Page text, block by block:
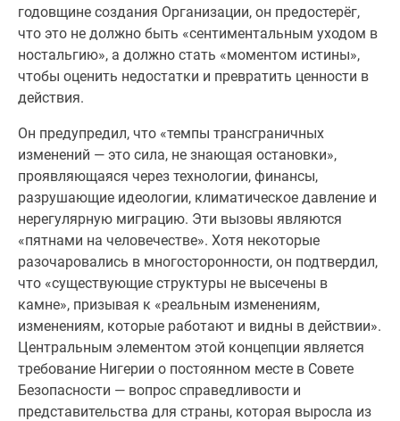
годовщине создания Организации, он предостерёг,
что это не должно быть «сентиментальным уходом в
ностальгию», а должно стать «моментом истины»,
чтобы оценить недостатки и превратить ценности в
действия.
Он предупредил, что «темпы трансграничных
изменений — это сила, не знающая остановки»,
проявляющаяся через технологии, финансы,
разрушающие идеологии, климатическое давление и
нерегулярную миграцию. Эти вызовы являются
«пятнами на человечестве». Хотя некоторые
разочаровались в многосторонности, он подтвердил,
что «существующие структуры не высечены в
камне», призывая к «реальным изменениям,
изменениям, которые работают и видны в действии».
Центральным элементом этой концепции является
требование Нигерии о постоянном месте в Совете
Безопасности — вопрос справедливости и
представительства для страны, которая выросла из